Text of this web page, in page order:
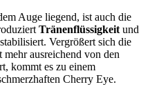
Auge liegend, ist auch die
Tränenflüssigkeit und
Vergrößert sich die
ausreichend von den
kommt es zu einem
Cherry Eye.